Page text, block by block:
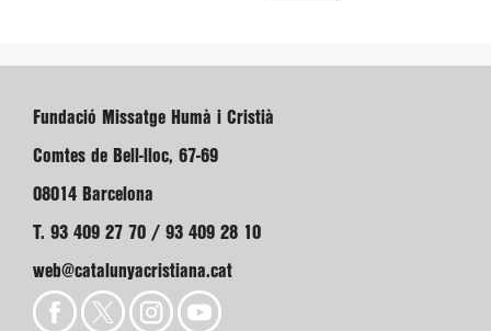
Fundació Missatge Humà i Cristià
Comtes de Bell-lloc, 67-69
08014 Barcelona
T. 93 409 27 70 / 93 409 28 10
web@catalunyacristiana.cat